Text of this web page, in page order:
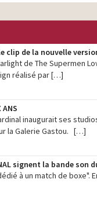
soutien
sound
Les marinés
à votre avenir
clip de la nouvelle
de The Supermen
réalisé par […]
ANS
inaugurait ses
la Galerie Gastou. […]
signent la bande
à un match de boxe".